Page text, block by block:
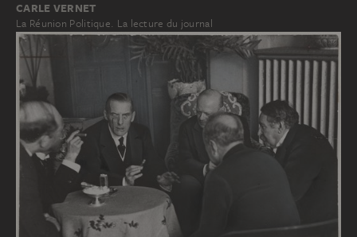
CARLE VERNET
La Réunion Politique. La lecture du journal